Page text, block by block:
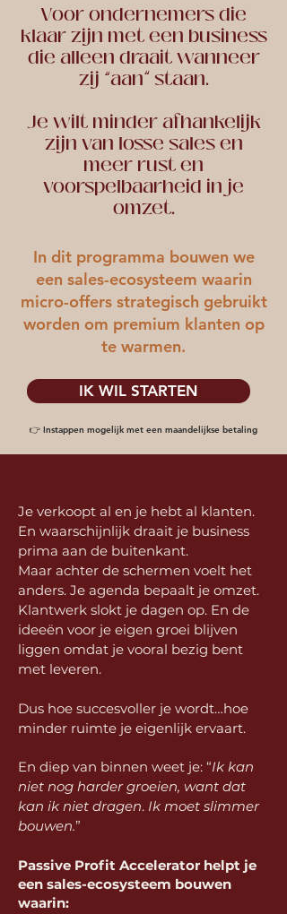
Voor ondernemers die
klaar zijn met een business
die alleen draait wanneer
zij “aan” staan.
Je wilt minder afhankelijk
zijn van losse sales en
meer rust en
voorspelbaarheid in je
omzet.
In dit programma bouwen we
een sales-ecosysteem waarin
micro-offers strategisch gebruikt
worden om premium klanten op
te warmen.
IK WIL STARTEN
👉 Instappen mogelijk met een maandelijkse betaling
Je verkoopt al en je hebt al klanten.
En waarschijnlijk draait je business
prima aan de buitenkant.
Maar achter de schermen voelt het
anders. Je agenda bepaalt je omzet.
Klantwerk slokt je dagen op. En de
ideeën voor je eigen groei blijven
liggen omdat je vooral bezig bent
met leveren.
Dus hoe succesvoller je wordt…hoe
minder ruimte je eigenlijk ervaart.
En diep van binnen weet je: “Ik kan
niet nog harder groeien, want dat
kan ik niet dragen. Ik moet slimmer
bouwen.”
Passive Profit Accelerator helpt je
een sales-ecosysteem bouwen
waarin: